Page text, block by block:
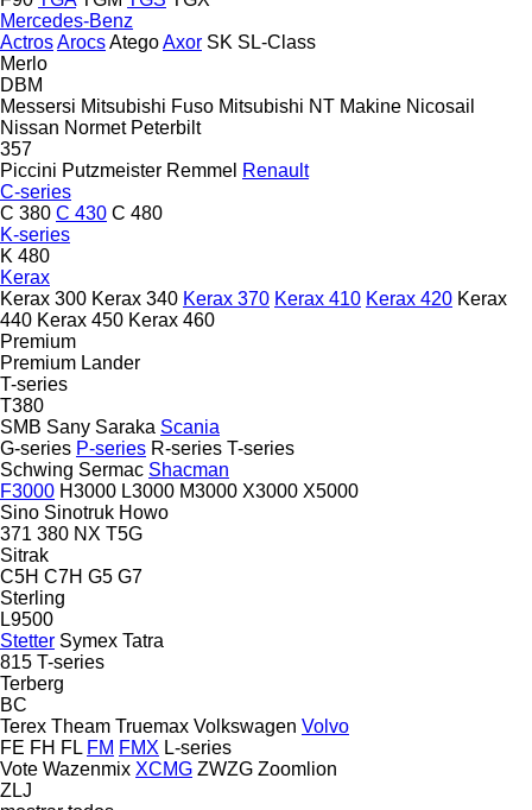
Mercedes-Benz
ActrosArocsAtegoAxor SK SL-Class
Merlo
DBM
Messersi Mitsubishi Fuso Mitsubishi NT Makine Nicosail
Nissan Normet Peterbilt
357
Piccini Putzmeister Remmel Renault
C-series
C 380 C 430 C 480
K-series
K 480
Kerax
Kerax 300 Kerax 340 Kerax 370 Kerax 410 Kerax 420 Kerax
440 Kerax 450 Kerax 460
Premium
Premium Lander
T-series
T380
SMB Sany Saraka Scania
G-series P-series R-series T-series
Schwing Sermac Shacman
F3000 H3000 L3000 M3000 X3000 X5000
Sino Sinotruk Howo
371 380 NX T5G
Sitrak
C5H C7H G5 G7
Sterling
L9500
Stetter Symex Tatra
815 T-series
Terberg
BC
Terex Theam Truemax Volkswagen Volvo
FE FH FL FM FMX L-series
Vote Wazenmix XCMG ZWZG Zoomlion
ZLJ